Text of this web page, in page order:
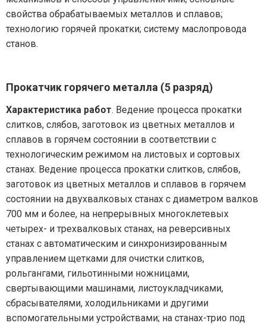
свойства обрабатываемых металлов и сплавов;
технологию горячей прокатки; систему маслопровода
станов.
Прокатчик горячего металла (5 разряд)
Характеристика работ. Ведение процесса прокатки
слитков, слябов, заготовок из цветных металлов и
сплавов в горячем состоянии в соответствии с
технологическим режимом на листовых и сортовых
станах. Ведение процесса прокатки слитков, слябов,
заготовок из цветных металлов и сплавов в горячем
состоянии на двухвалковых станах с диаметром валков
700 мм и более, на непрерывных многоклетевых
четырех- и трехвалковых станах, на реверсивных
станах с автоматическим и синхронизированным
управлением щетками для очистки слитков,
рольгангами, гильотинными ножницами,
свертывающими машинами, листоукладчиками,
сбрасывателями, холодильниками и другими
вспомогательными устройствами; на станах-трио под